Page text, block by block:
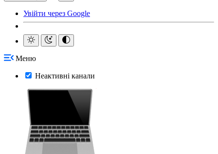
Увійти через Google
Меню
Неактивні канали